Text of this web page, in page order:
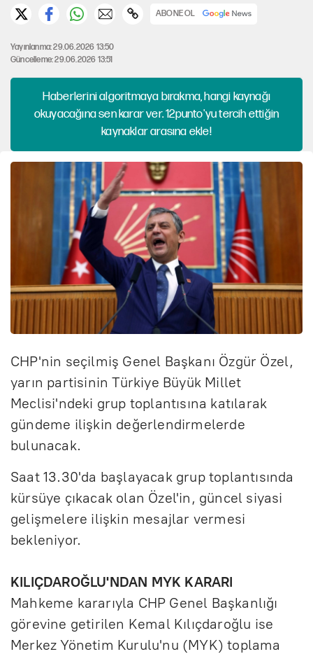
ABONE OL
Yayınlanma: 29.06.2026 13:50
Güncelleme: 29.06.2026 13:51
Haberlerini algoritmaya bırakma, hangi kaynağı
okuyacağına sen karar ver. 12punto'yu tercih ettiğin
kaynaklar arasına ekle!
CHP'nin seçilmiş Genel Başkanı Özgür Özel,
yarın partisinin Türkiye Büyük Millet
Meclisi'ndeki grup toplantısına katılarak
gündeme ilişkin değerlendirmelerde
bulunacak.
Saat 13.30'da başlayacak grup toplantısında
kürsüye çıkacak olan Özel'in, güncel siyasi
gelişmelere ilişkin mesajlar vermesi
bekleniyor.
KILIÇDAROĞLU'NDAN MYK KARARI
Mahkeme kararıyla CHP Genel Başkanlığı
görevine getirilen Kemal Kılıçdaroğlu ise
Merkez Yönetim Kurulu'nu (MYK) toplama